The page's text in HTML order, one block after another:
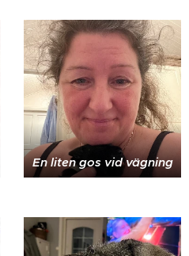
En liten gos vid vägning